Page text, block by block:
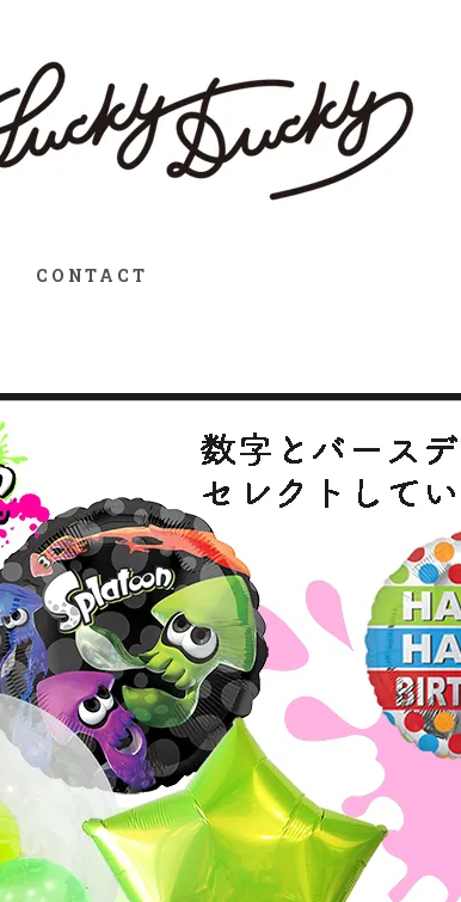
CONTACT